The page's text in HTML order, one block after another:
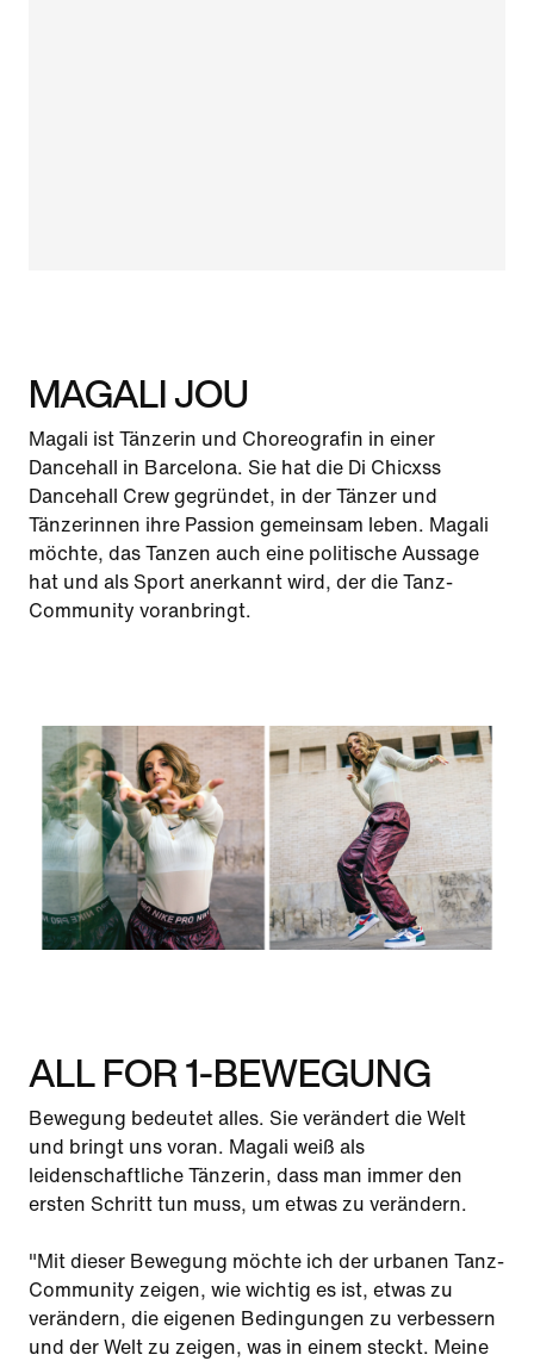
MAGALI JOU
Magali ist Tänzerin und Choreografin in einer
Dancehall in Barcelona. Sie hat die Di Chicxss
Dancehall Crew gegründet, in der Tänzer und
Tänzerinnen ihre Passion gemeinsam leben. Magali
möchte, das Tanzen auch eine politische Aussage
hat und als Sport anerkannt wird, der die Tanz-
Community voranbringt.
ALL FOR 1-BEWEGUNG
Bewegung bedeutet alles. Sie verändert die Welt
und bringt uns voran. Magali weiß als
leidenschaftliche Tänzerin, dass man immer den
ersten Schritt tun muss, um etwas zu verändern.
"Mit dieser Bewegung möchte ich der urbanen Tanz-
Community zeigen, wie wichtig es ist, etwas zu
verändern, die eigenen Bedingungen zu verbessern
und der Welt zu zeigen, was in einem steckt. Meine